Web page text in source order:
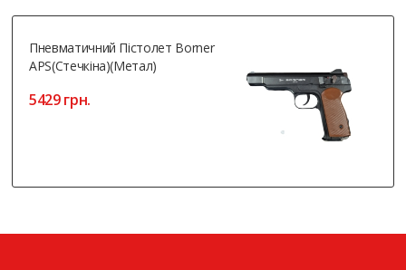
Пневматичний Пістолет Borner
APS(Стечкіна)(метал)
5429 грн.